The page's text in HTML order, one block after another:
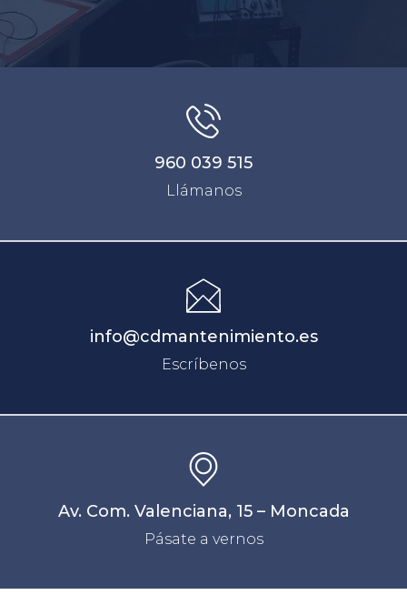
960 039 515
Llámanos
info@cdmantenimiento.es
Escríbenos
Av. Com. Valenciana, 15 – Moncada
Pásate a vernos